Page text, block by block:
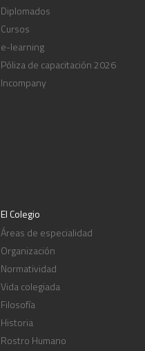
Diplomados
Cursos
e-learning
Póliza de capacitación 2026
Incompany
El Colegio
Áreas de especialidad
Organización
Normatividad
Vida colegiada
Filosofía
Historia
Rostro Humano